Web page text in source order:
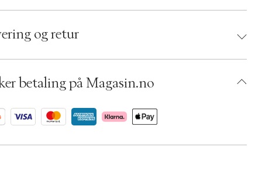
810054668633
06792934
og retur
betaling på Magasin.no